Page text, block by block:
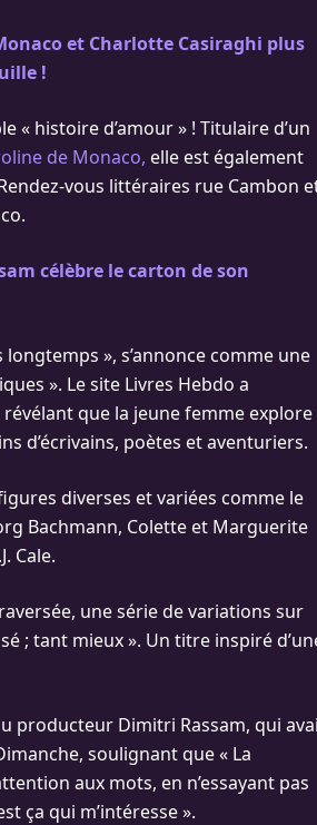
et Charlotte Casiraghi plus
!
« histoire d’amour » ! Titulaire d’un
de Monaco, elle est également
vous littéraires rue Cambon
célèbre le carton de son
», s’annonce comme une
». Le site Livres Hebdo a
que la jeune femme explore
d’écrivains, poètes et aventuriers.
diverses et variées comme le
Bachmann, Colette et Marguerite
Cale.
une série de variations sur
; tant mieux ». Un titre inspiré
producteur Dimitri Rassam, qui
soulignant que « La
aux mots, en n’essayant pas
ça qui m’intéresse ».